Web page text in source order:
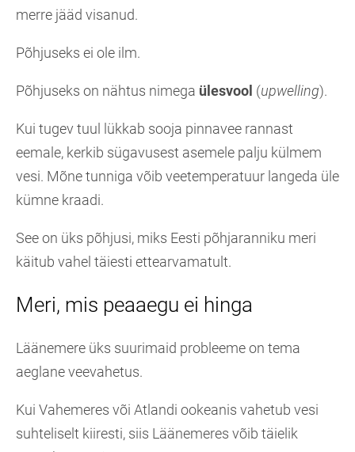
merre jääd visanud.
Põhjuseks ei ole ilm.
Põhjuseks on nähtus nimega ülesvool (upwelling).
Kui tugev tuul lükkab sooja pinnavee rannast
eemale, kerkib sügavusest asemele palju külmem
vesi. Mõne tunniga võib veetemperatuur langeda üle
kümne kraadi.
See on üks põhjusi, miks Eesti põhjaranniku meri
käitub vahel täiesti ettearvamatult.
Meri, mis peaaegu ei hinga
Läänemere üks suurimaid probleeme on tema
aeglane veevahetus.
Kui Vahemeres või Atlandi ookeanis vahetub vesi
suhteliselt kiiresti, siis Läänemeres võib täielik